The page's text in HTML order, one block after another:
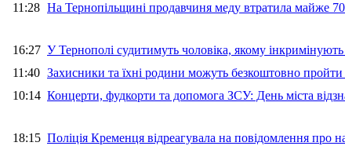
11:28 На Тернопільщині продавчиня меду втратила майже 70
16:27 У Тернополі судитимуть чоловіка, якому
11:40 Захисники та їхні родини можуть безкоштовно пройти
10:14 Концерти, фудкорти та допомога ЗСУ: День міста
18:15 Поліція Кременця відреагувала на повідомлення про